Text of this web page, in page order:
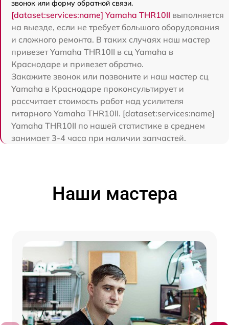
звонок или форму обратной связи.
[dataset:services:name] Yamaha THR10II выполняется
на выезде, если не требует большого оборудования
и сложного ремонта. В таких случаях наш мастер
привезет Yamaha THR10II в сц Yamaha в
Краснодаре и привезет обратно.
Закажите звонок или позвоните и наш мастер сц
Yamaha в Краснодаре проконсультирует и
рассчитает стоимость работ над усилителя
гитарного Yamaha THR10II. [dataset:services:name]
Yamaha THR10II по нашей статистике в среднем
занимает 3-4 часа при наличии запчастей.
Наши мастера